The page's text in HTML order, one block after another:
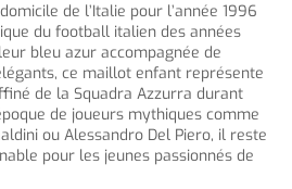
de l’Italie pour l’année 1996
du football italien des années
bleu azur accompagnée de
ce maillot enfant représente
de la Squadra Azzurra durant
de joueurs mythiques comme
ou Alessandro Del Piero, il reste
pour les jeunes passionnés de